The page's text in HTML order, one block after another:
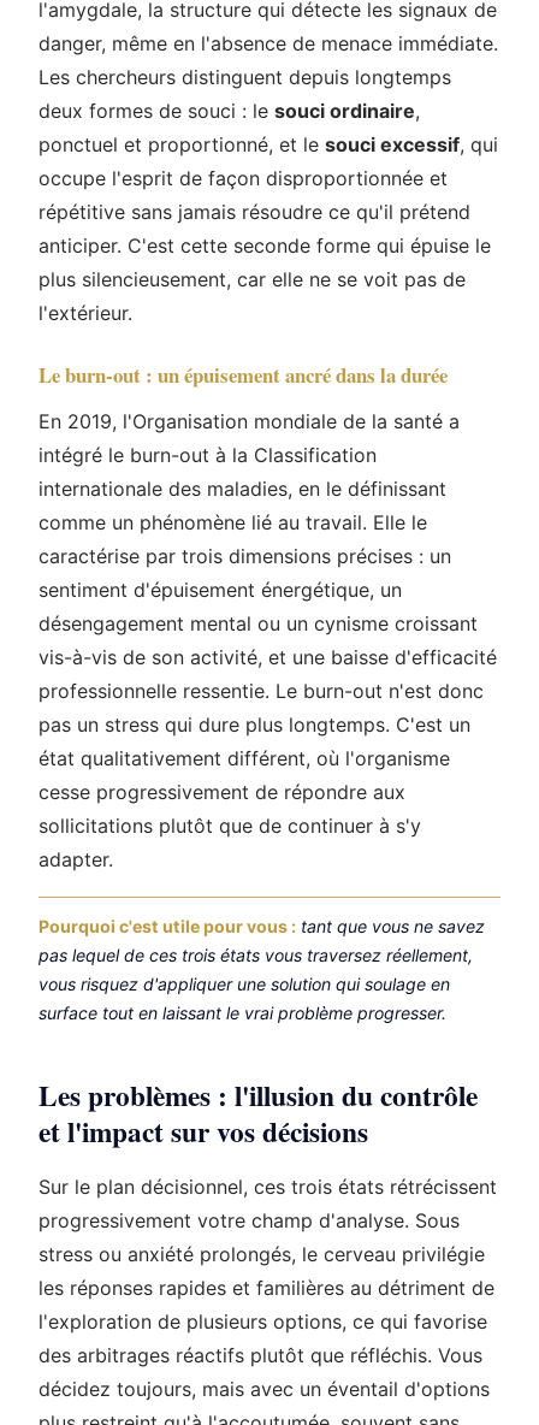
l'amygdale, la structure qui détecte les signaux de
danger, même en l'absence de menace immédiate.
Les chercheurs distinguent depuis longtemps
deux formes de souci : le souci ordinaire,
ponctuel et proportionné, et le souci excessif, qui
occupe l'esprit de façon disproportionnée et
répétitive sans jamais résoudre ce qu'il prétend
anticiper. C'est cette seconde forme qui épuise le
plus silencieusement, car elle ne se voit pas de
l'extérieur.
Le burn-out : un épuisement ancré dans la durée
En 2019, l'Organisation mondiale de la santé a
intégré le burn-out à la Classification
internationale des maladies, en le définissant
comme un phénomène lié au travail. Elle le
caractérise par trois dimensions précises : un
sentiment d'épuisement énergétique, un
désengagement mental ou un cynisme croissant
vis-à-vis de son activité, et une baisse d'efficacité
professionnelle ressentie. Le burn-out n'est donc
pas un stress qui dure plus longtemps. C'est un
état qualitativement différent, où l'organisme
cesse progressivement de répondre aux
sollicitations plutôt que de continuer à s'y
adapter.
Pourquoi c'est utile pour vous : tant que vous ne savez
pas lequel de ces trois états vous traversez réellement,
vous risquez d'appliquer une solution qui soulage en
surface tout en laissant le vrai problème progresser.
Les problèmes : l'illusion du contrôle
et l'impact sur vos décisions
Sur le plan décisionnel, ces trois états rétrécissent
progressivement votre champ d'analyse. Sous
stress ou anxiété prolongés, le cerveau privilégie
les réponses rapides et familières au détriment de
l'exploration de plusieurs options, ce qui favorise
des arbitrages réactifs plutôt que réfléchis. Vous
décidez toujours, mais avec un éventail d'options